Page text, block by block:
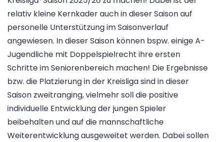
relativ kleine Kernkader auch in dieser Saison auf
personelle Unterstützung im Saisonverlauf
angewiesen. In dieser Saison können bspw. einige A-
Jugendliche mit Doppelspielrecht ihre ersten
Schritte im Seniorenbereich machen! Die Ergebnisse
bzw. die Platzierung in der Kreisliga sind in dieser
Saison zweitranging, vielmehr soll die positive
individuelle Entwicklung der jungen Spieler
beibehalten und auf die mannschaftliche
Weiterentwicklung ausgeweitet werden. Dabei sollen